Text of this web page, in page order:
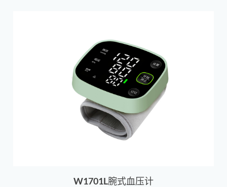
W1701L腕式血压计